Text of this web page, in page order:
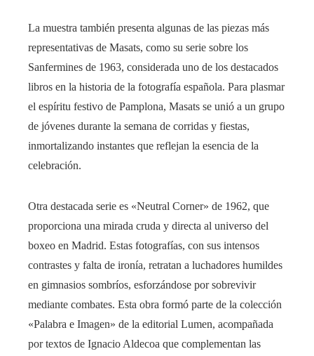
La muestra también presenta algunas de las piezas más
representativas de Masats, como su serie sobre los
Sanfermines de 1963, considerada uno de los destacados
libros en la historia de la fotografía española. Para plasmar
el espíritu festivo de Pamplona, Masats se unió a un grupo
de jóvenes durante la semana de corridas y fiestas,
inmortalizando instantes que reflejan la esencia de la
celebración.
Otra destacada serie es «Neutral Corner» de 1962, que
proporciona una mirada cruda y directa al universo del
boxeo en Madrid. Estas fotografías, con sus intensos
contrastes y falta de ironía, retratan a luchadores humildes
en gimnasios sombríos, esforzándose por sobrevivir
mediante combates. Esta obra formó parte de la colección
«Palabra e Imagen» de la editorial Lumen, acompañada
por textos de Ignacio Aldecoa que complementan las